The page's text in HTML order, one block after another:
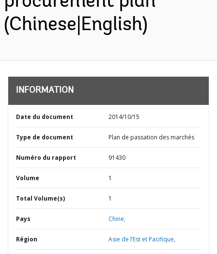
(Chinese|English)
INFORMATION
Date du document 2014/10/15
Type de document Plan de passation des marchés
Numéro du rapport 91430
Volume 1
Total Volume(s) 1
Pays Chine,
Région Asie de l’Est et Pacifique,